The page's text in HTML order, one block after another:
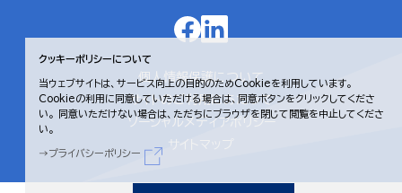
個人情報保護について
サイトのご利用にあたって
ソーシャルメディアポリシー
サイトマップ
クッキーポリシーについて
当ウェブサイトは、サービス向上の目的のためCookieを利用しています。
Cookieの利用に同意していただける場合は、同意ボタンをクリックしてくださ
い。
同意いただけない場合は、ただちにブラウザを閉じて閲覧を中止してくださ
い。
プライバシーポリシー